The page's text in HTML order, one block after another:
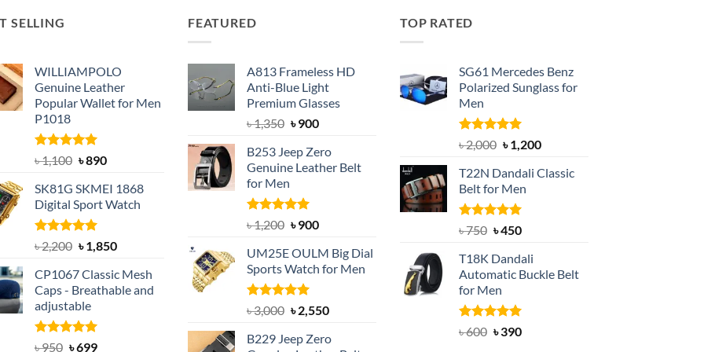
SELLING
WILLIAMPOLO
Genuine Leather
Popular Wallet for Men
P1018
Rated5.00
out of 5
৳1,100 Original
was:
৳ 1,100.
৳890Current
is:
৳ 890.
SK81G SKMEI 1868
Digital Sport Watch
Rated5.00
out of 5
৳2,200 Original
was:
৳ 2,200.
৳1,850Current
is:
৳ 1,850.
CP1067 Classic Mesh
Caps - Breathable and
adjustable
Rated5.00
৳950 Original
৳699Current
FEATURED
A813 Frameless HD
Anti-Blue Light
Premium Glasses
৳1,350 Original
was:
৳ 1,350.
৳900Current
is:
৳ 900.
B253 Jeep Zero
Genuine Leather Belt
for Men
Rated5.00
out of 5
৳1,200 Original
was:
৳ 1,200.
৳900Current
is:
৳ 900.
UM25E OULM Big Dial
Sports Watch for Men
Rated5.00
out of 5
৳3,000 Original
was:
৳2,550Current
is:
B229 Jeep Zero
TOP RATED
SG61 Mercedes Benz
Polarized Sunglass for
Men
Rated5.00
out of 5
৳2,000 Original
was:
৳ 2,000.
৳1,200Current
is:
T22N Dandali Classic
Belt for Men
Rated5.00
৳750 Original
was:
৳ 750.
৳450Current
is:
৳ 450.
T18K Dandali
Automatic Buckle Belt
for Men
Rated5.00
৳600 Original
৳390Current